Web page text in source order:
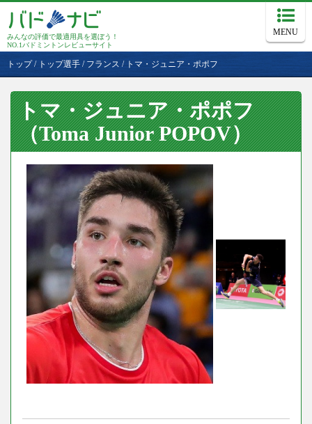
みんなの評価で最適用具を選ぼう！
NO.1バドミントンレビューサイト
MENU
トップ/ トップ選手 / フランス / トマ・ジュニア・ポポフ
トマ・ジュニア・ポポフ
（Toma Junior POPOV）